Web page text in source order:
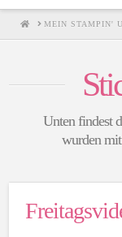
HOMEMEIN STAMPIN'
Unten findest
wurden mit